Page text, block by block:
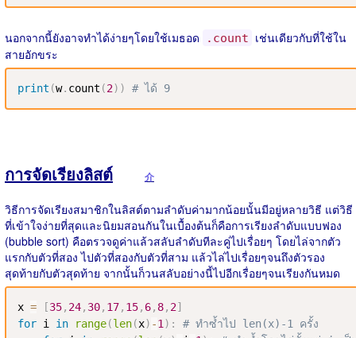
นอกจากนี้ยังอาจทำได้ง่ายๆโดยใช้เมธอด .count เช่นเดียวกับที่ใช้ใน
สายอักขระ
print (w. count (2) ) # ได้ 9
การจัดเรียงลิสต์ 介
วิธีการจัดเรียงสมาชิกในลิสต์ตามลำดับค่ามากน้อยนั้นมีอยู่หลายวิธี แต่วิธี
ที่เข้าใจง่ายที่สุดและนิยมสอนกันในเบื้องต้นก็คือการเรียงลำดับแบบฟอง
(bubble sort) คือตรวจดูค่าแล้วสลับลำดับทีละคู่ไปเรื่อยๆ โดยไล่จากตัว
แรกกับตัวที่สอง ไปตัวที่สองกับตัวที่สาม แล้วไล่ไปเรื่อยๆจนถึงตัวรอง
สุดท้ายกับตัวสุดท้าย จากนั้นก็วนสลับอย่างนี้ไปอีกเรื่อยๆจนเรียงกันหมด
x = [35, 24, 30, 17, 15, 6, 8, 2]
for i in range(len(x) -1 ) :
# ทำซ้ำไป len(x)-1 ครั้ง